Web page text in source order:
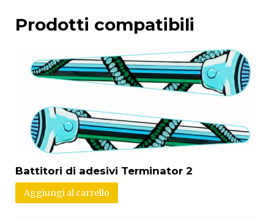
Prodotti compatibili
Battitori di adesivi Terminator 2
Aggiungi al carrello